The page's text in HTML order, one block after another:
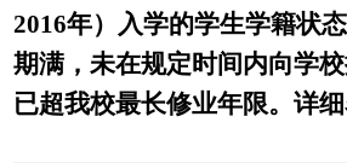
2016年） 入学的学生学籍状
期满，未在规定时间内向学
已超我校最长修业年限。详细